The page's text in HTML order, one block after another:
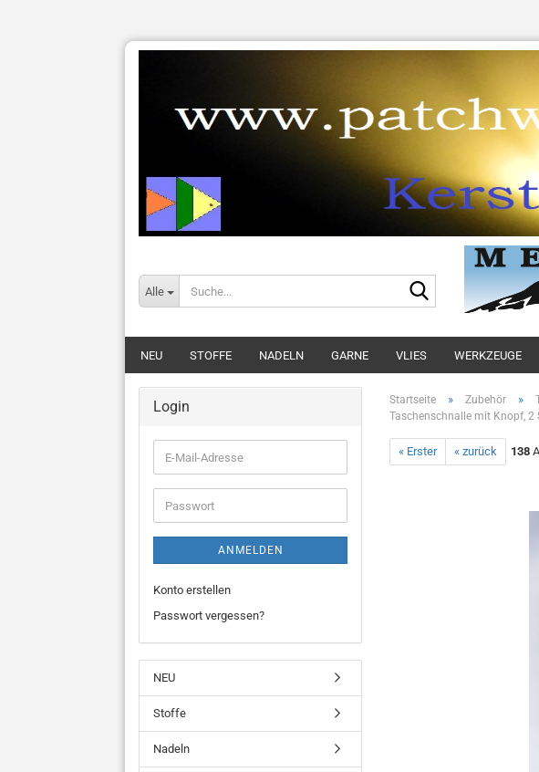
Alle
NEU STOFFE NADELN GARNE VLIES WERKZEUGE
Startseite » Zubehör »
Taschenschnalle mit Knopf, 2
« Erster « zurück 138
Login
E-
Mail-
Adresse
Passwort
ANMELDEN
Konto erstellen
Passwort vergessen?
NEU
Stoffe
Nadeln